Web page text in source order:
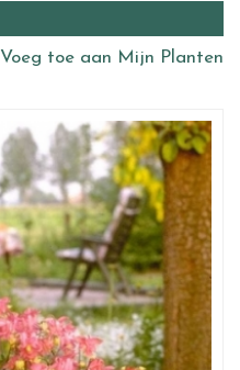
Voeg toe aan Mijn Planten